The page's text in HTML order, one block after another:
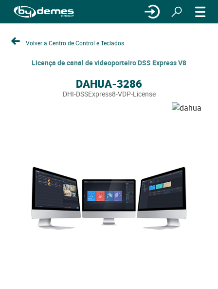
Volver a Centro de Control e Teclados
Licença de canal de videoporteiro DSS Express V8
DAHUA-3286
DHI-DSSExpress8-VDP-License